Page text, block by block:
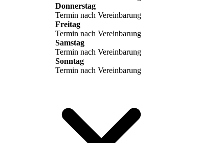
Donnerstag
Termin nach Vereinbarung
Freitag
Termin nach Vereinbarung
Samstag
Termin nach Vereinbarung
Sonntag
Termin nach Vereinbarung